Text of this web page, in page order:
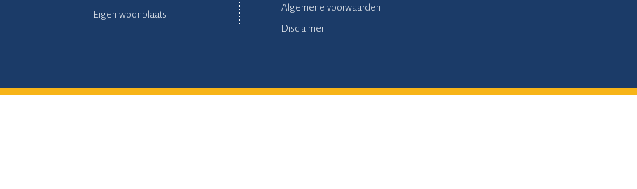
Eigen woonplaats
Algemene voorwaarden
Disclaimer